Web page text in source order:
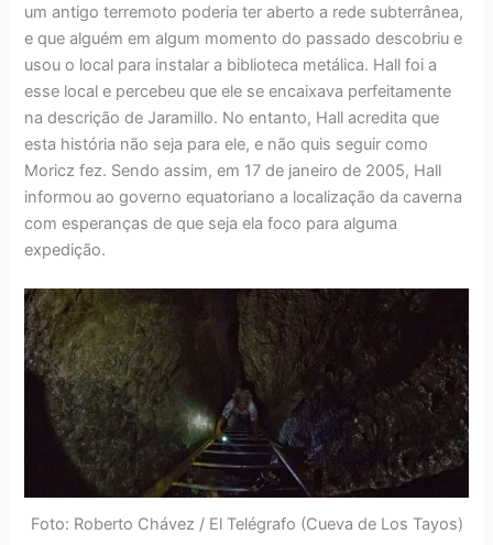
um antigo terremoto poderia ter aberto a rede subterrânea,
e que alguém em algum momento do passado descobriu e
usou o local para instalar a biblioteca metálica. Hall foi a
esse local e percebeu que ele se encaixava perfeitamente
na descrição de Jaramillo. No entanto, Hall acredita que
esta história não seja para ele, e não quis seguir como
Moricz fez. Sendo assim, em 17 de janeiro de 2005, Hall
informou ao governo equatoriano a localização da caverna
com esperanças de que seja ela foco para alguma
expedição.
Foto: Roberto Chávez / El Telégrafo (Cueva de Los Tayos)